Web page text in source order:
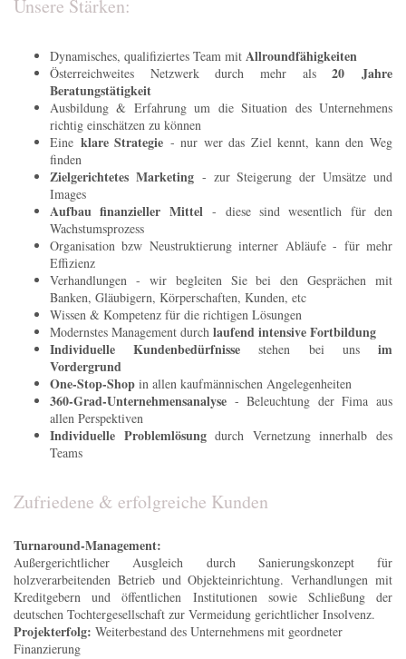
Unsere Stärken:
Dynamisches, qualifiziertes Team mit Allroundfähigkeiten
Österreichweites Netzwerk durch mehr als20 Jahre
Beratungstätigkeit
Ausbildung & Erfahrung um die Situation des Unternehmens
richtig einschätzen zu können
Eine klare Strategie - nur wer das Ziel kennt, kann den Weg
finden
Zielgerichtetes Marketing- zur Steigerung der Umsätze und
Images
Aufbau finanzieller Mittel- diese sind wesentlich für den
Wachstumsprozess
Organisation bzw Neustruktierung interner Abläufe - für mehr
Effizienz
Verhandlungen - wir begleiten Sie bei den Gesprächen mit
Banken, Gläubigern, Körperschaften, Kunden, etc
Wissen & Kompetenz für die richtigen Lösungen
Modernstes Management durch laufend intensive Fortbildung
Individuelle Kundenbedürfnisse stehen bei unsim
Vordergrund
One-Stop-Shop in allen kaufmännischen Angelegenheiten
360-Grad-Unternehmensanalyse - Beleuchtung der Fima aus
allen Perspektiven
Individuelle Problemlösungdurch Vernetzung innerhalb des
Teams
Zufriedene & erfolgreiche Kunden
Turnaround-Management:
Außergerichtlicher Ausgleich durch Sanierungskonzept für
holzverarbeitenden Betrieb und Objekteinrichtung. Verhandlungen mit
Kreditgebern und öffentlichen Institutionen sowie Schließung der
deutschen Tochtergesellschaft zur Vermeidung gerichtlicher Insolvenz.
Projekterfolg: Weiterbestand des Unternehmens mit geordneter
Finanzierung